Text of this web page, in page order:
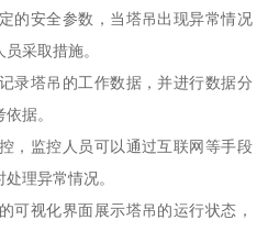
的安全参数，当塔吊出现异常情况
采取措施。
录塔吊的工作数据，并进行数据分
据。
，监控人员可以通过互联网等手段
理异常情况。
可视化界面展示塔吊的运行状态，